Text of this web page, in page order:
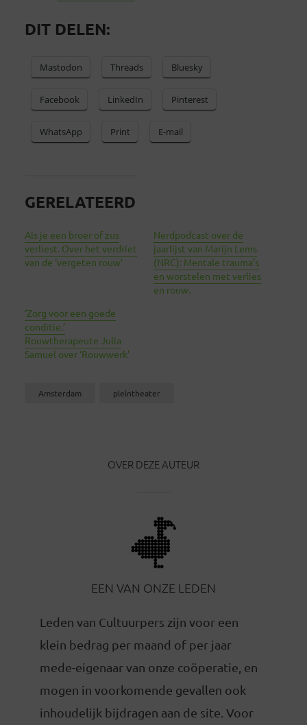
DIT DELEN:
Mastodon Threads Bluesky
Facebook LinkedIn Pinterest
WhatsApp Print E-mail
GERELATEERD
Als je een broer of zus
verliest. Over het verdriet
van de ‘vergeten rouw’
Nerdpodcast over de
jaarlijst van Marijn Lems
(NRC): Mentale trauma’s
en worstelen met verlies
en rouw.
‘Zorg voor een goede
conditie.’
Rouwtherapeute Julia
Samuel over ‘Rouwwerk’
Amsterdam pleintheater
OVER DEZE AUTEUR
EEN VAN ONZE LEDEN
Leden van Cultuurpers zijn voor een
klein bedrag per maand of per jaar
mede-eigenaar van onze coöperatie, en
mogen in voorkomende gevallen ook
inhoudelijk bijdragen aan de site. Voor